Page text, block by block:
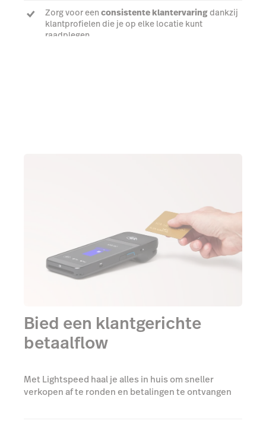
Zorg voor een consistente klantervaringdankzij
klantprofielen die je op elke locatie kunt
raadplegen
Bied een klantgerichte
betaalflow
Met Lightspeed haal je alles in huis om sneller
verkopen af te ronden en betalingen te ontvangen